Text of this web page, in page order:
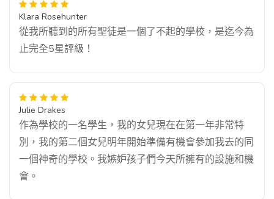
Klara Rosehunter
從我所聽到的所有聖徒是一個了不起的學校，是迄今為
止完全5星評級！
Julie Drakes
作為學校的一名學生，我的女兒現在在第一年非常特
別，我的第二個女兒明年開始準備有機會參加我去的同
一個神奇的學校。我嫉妒孩子們今天所擁有的設施和機
會。